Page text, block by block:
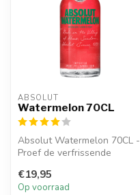
ABSOLUT
Watermelon 70CL
Absolut Watermelon 70CL -
Proef de verfrissende
heerlij...
€19,95
Op voorraad